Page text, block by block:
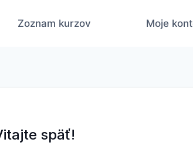
Zoznam kurzov Moje
späť!